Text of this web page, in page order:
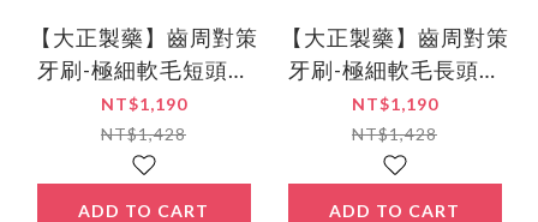
【大正製藥】齒周對策
牙刷-極細軟毛短頭型
買10送2(共12入．顏
色隨機)
NT$1,190
NT$1,428
ADD TO CART
【大正製藥】齒周對策
牙刷-極細軟毛長頭型
買10送2 (共12入．顏
色隨機)
NT$1,190
NT$1,428
ADD TO CART